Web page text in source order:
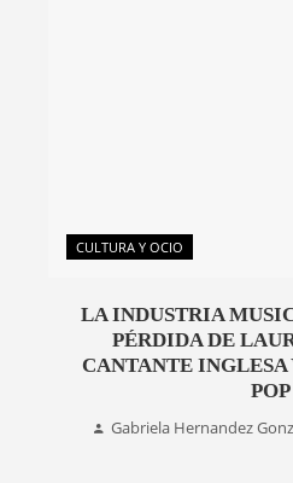
CULTURA Y OCIO
LA INDUSTRIA
PÉRDIDA DE
CANTANTE INGLESA
POP
Gabriela Hernandez